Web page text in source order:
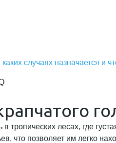
случаях назначается и
в тропических лесах, где
что позволяет им легко